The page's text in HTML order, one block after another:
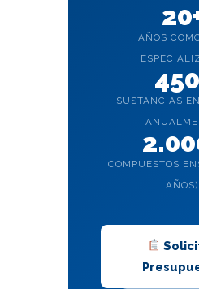
AÑOS
SUSTANCIAS
COMPUESTOS
AÑOS)